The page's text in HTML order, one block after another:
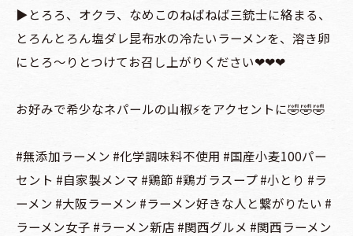
▶️とろろ、オクラ、なめこのねばねば三銃士に絡まる、
とろんとろん塩ダレ昆布水の冷たいラーメンを、溶き卵
にとろ〜りとつけてお召し上がりください❤︎❤︎❤︎
お好みで希少なネパールの山椒⚡️をアクセントに🤣🤣🤣
#無添加ラーメン #化学調味料不使用 #国産小麦100パー
セント #自家製メンマ #鶏節 #鶏ガラスープ #小とり #ラ
ーメン #大阪ラーメン #ラーメン好きな人と繋がりたい #
ラーメン女子 #ラーメン新店 #関西グルメ #関西ラーメン